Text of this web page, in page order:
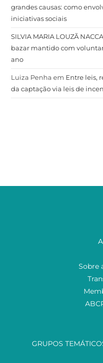
grandes causas: como
iniciativas sociais
SILVIA MARIA LOUZÃ
bazar mantido com
ano
Luiza Penha em Entre leis,
da captação via leis de
Sobre
GRUPOS